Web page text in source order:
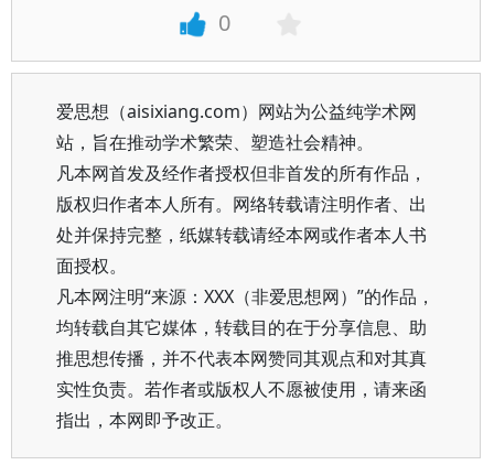
0
爱思想（aisixiang.com）网站为公益纯学术网
站，旨在推动学术繁荣、塑造社会精神。
凡本网首发及经作者授权但非首发的所有作品，
版权归作者本人所有。网络转载请注明作者、出
处并保持完整，纸媒转载请经本网或作者本人书
面授权。
凡本网注明“来源：XXX（非爱思想网）”的作品，
均转载自其它媒体，转载目的在于分享信息、助
推思想传播，并不代表本网赞同其观点和对其真
实性负责。若作者或版权人不愿被使用，请来函
指出，本网即予改正。